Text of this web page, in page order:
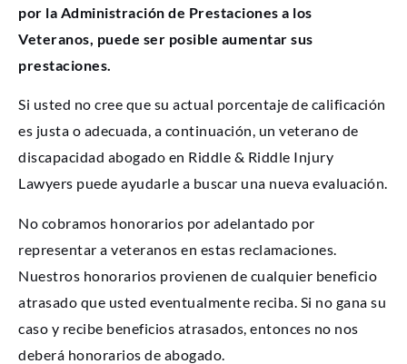
por la Administración de Prestaciones a los
Veteranos, puede ser posible aumentar sus
prestaciones.
Si usted no cree que su actual porcentaje de calificación
es justa o adecuada, a continuación, un veterano de
discapacidad abogado en Riddle & Riddle Injury
Lawyers puede ayudarle a buscar una nueva evaluación.
No cobramos honorarios por adelantado por
representar a veteranos en estas reclamaciones.
Nuestros honorarios provienen de cualquier beneficio
atrasado que usted eventualmente reciba. Si no gana su
caso y recibe beneficios atrasados, entonces no nos
deberá honorarios de abogado.